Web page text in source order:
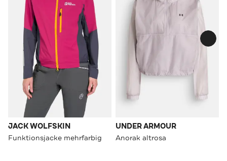
JACK WOLFSKIN
Funktionsjacke mehrfarbig
UNDER ARMOUR
Anorak altrosa